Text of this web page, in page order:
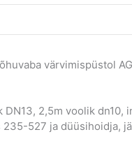
värvimispüstol
2,5m voolik
527 ja düüsihoidja,